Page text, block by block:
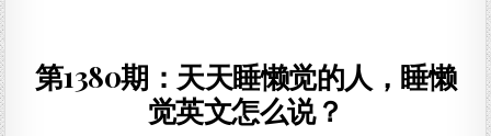
第1380期：天天睡懒觉的人，睡懒
觉英文怎么说？